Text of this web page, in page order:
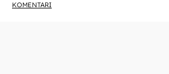
KOMENTARI